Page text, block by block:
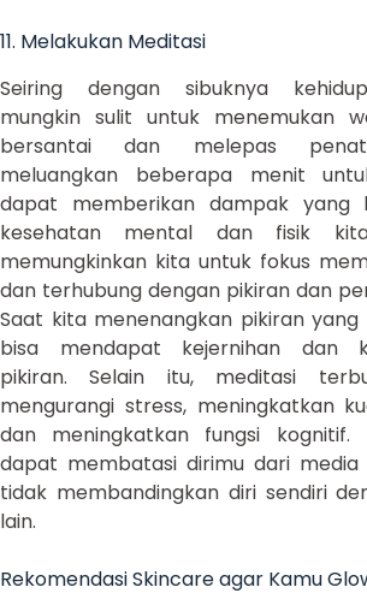
11. Melakukan Meditasi
Seiring dengan sibuknya
mungkin sulit untuk menemukan
bersantai dan melepas
meluangkan beberapa menit
dapat memberikan dampak yang
kesehatan mental dan fisik
memungkinkan kita untuk fokus
dan terhubung dengan pikiran dan
Saat kita menenangkan pikiran yang
bisa mendapat kejernihan dan
pikiran. Selain itu, meditasi
mengurangi stress, meningkatkan
dan meningkatkan fungsi kognitif.
dapat membatasi dirimu dari media
tidak membandingkan diri sendiri
lain.
Rekomendasi Skincare agar Kamu